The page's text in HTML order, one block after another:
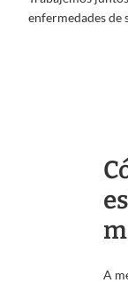
enfermedades de
A